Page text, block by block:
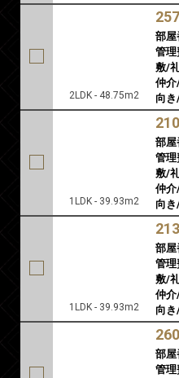
2LDK - 48.75m2
部屋
管理
敷/
仲介
向
1LDK - 39.93m2
部屋
管理
敷/
仲介
向
1LDK - 39.93m2
部屋
管理
敷/
仲介
向
部屋
管理